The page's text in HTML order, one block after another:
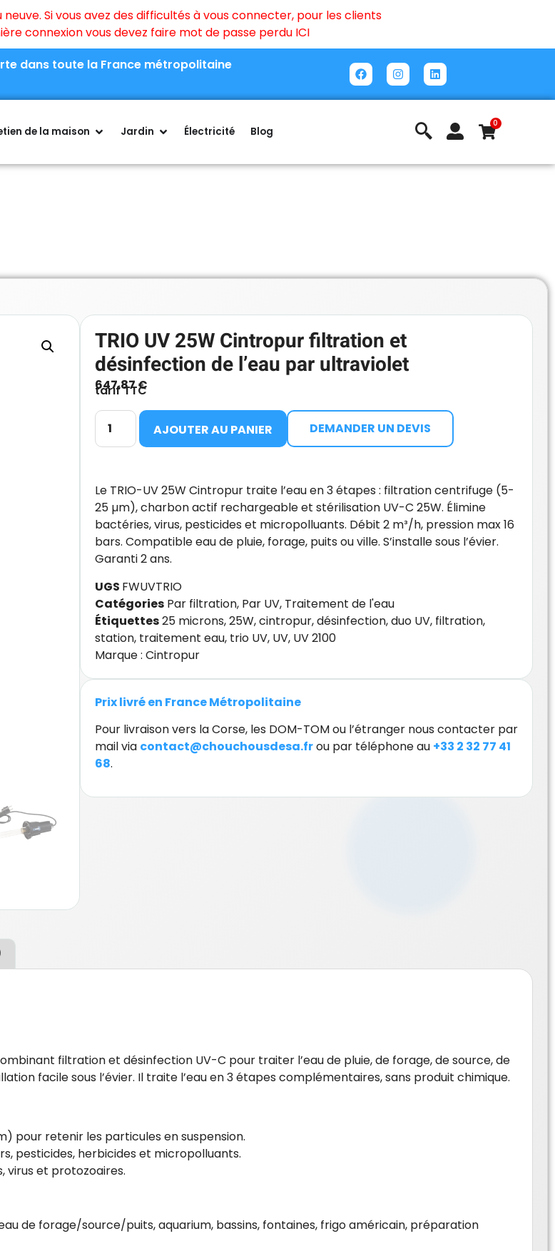
Si vous avez des difficultés à vous connecter, pour les clients
connexion vous devez faire mot de passe perdu ICI
dans toute la France métropolitaine
de la maison Jardin Électricité Blog
0
TRIO UV 25W Cintropur filtration et
désinfection de l’eau par ultraviolet
647.87€
tarif TTC
AJOUTER AU PANIER DEMANDER UN DEVIS
Le TRIO-UV 25W Cintropur traite l’eau en 3 étapes : filtration centrifuge (5-
25 µm), charbon actif rechargeable et stérilisation UV-C 25W. Élimine
bactéries, virus, pesticides et micropolluants. Débit 2 m³/h, pression max 16
bars. Compatible eau de pluie, forage, puits ou ville. S’installe sous l’évier.
Garanti 2 ans.
UGS FWUVTRIO
Catégories Par filtration, Par UV, Traitement de l'eau
Étiquettes25 microns,25W,cintropur,désinfection,duo UV, filtration,
station, traitement eau, trio UV, UV, UV 2100
Marque : Cintropur
Prix livré en France Métropolitaine
Pour livraison vers la Corse, les DOM-TOM ou l’étranger nous contacter par
mail via contact@chouchousdesa.frou par téléphone au +33 2 32 77 41
68.
filtration et désinfection UV-C pour traiter l’eau de pluie, de forage, de source, de
facile sous l’évier. Il traite l’eau en 3 étapes complémentaires, sans produit chimique.
pour retenir les particules en suspension.
pesticides, herbicides et micropolluants.
virus et protozoaires.
de forage/source/puits, aquarium, bassins, fontaines, frigo américain, préparation